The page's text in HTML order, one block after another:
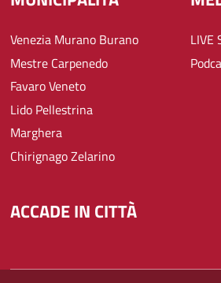
Venezia Murano Burano
Mestre Carpenedo
Favaro Veneto
Lido Pellestrina
Marghera
Chirignago Zelarino
ACCADE IN CITTÀ